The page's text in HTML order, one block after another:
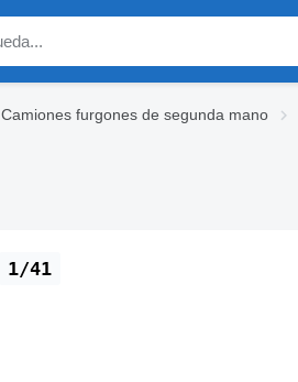
Camiones furgones de segunda mano
1/41